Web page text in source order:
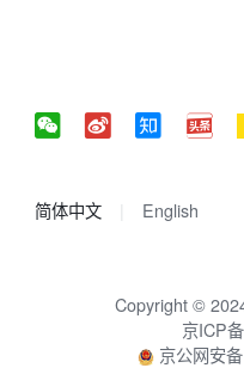
简体中文 English
Copyright ©
京ICP
京公网安